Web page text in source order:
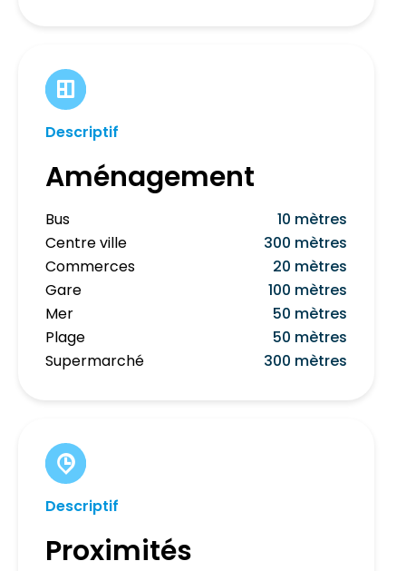
Descriptif
Aménagement
Bus
10 mètres
Centre ville
300 mètres
Commerces
20 mètres
Gare
100 mètres
Mer
50 mètres
Plage
50 mètres
Supermarché
300 mètres
Descriptif
Proximités